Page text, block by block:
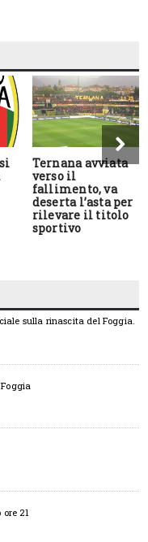
Ternana avviata
verso il
fallimento, va
deserta l’asta per
rilevare il titolo
sportivo
sulla rinascita del Foggia.
21